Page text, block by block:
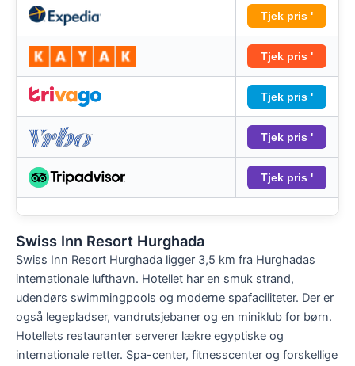
Tjek pris '
Tjek pris '
Tjek pris '
Tjek pris '
Tjek pris '
Swiss Inn Resort Hurghada
Swiss Inn Resort Hurghada ligger 3,5 km fra Hurghadas
internationale lufthavn. Hotellet har en smuk strand,
udendørs swimmingpools og moderne spafaciliteter. Der er
også legepladser, vandrutsjebaner og en miniklub for børn.
Hotellets restauranter serverer lækre egyptiske og
internationale retter. Spa-center, fitnesscenter og forskellige